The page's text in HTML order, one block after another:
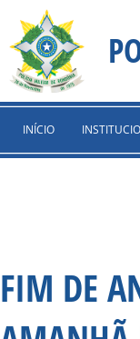
content
para
conteúdo
INÍCIO
FIM DE